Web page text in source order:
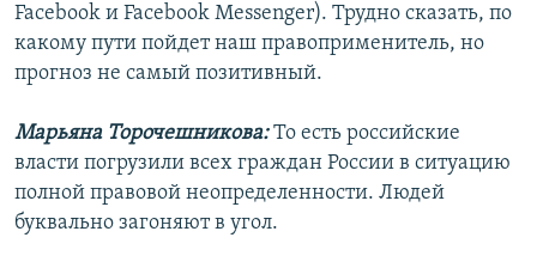
Facebook и Facebook Messenger). Трудно сказать, по
какому пути пойдет наш правоприменитель, но
прогноз не самый позитивный.
Марьяна Торочешникова:То есть российские
власти погрузили всех граждан России в ситуацию
полной правовой неопределенности. Людей
буквально загоняют в угол.